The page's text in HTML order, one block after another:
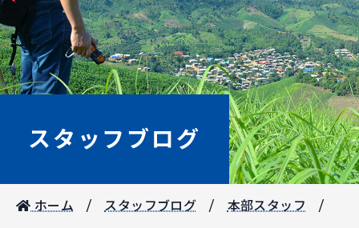
スタッフブログ
ホーム スタッフブログ 本部スタッフ